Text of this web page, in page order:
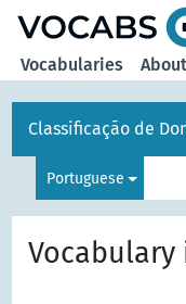
Vocabularies About
Classificação de
Portuguese